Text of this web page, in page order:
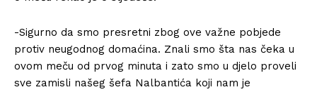
-Sigurno da smo presretni zbog ove važne pobjede
protiv neugodnog domaćina. Znali smo šta nas čeka u
ovom meču od prvog minuta i zato smo u djelo proveli
sve zamisli našeg šefa Nalbantića koji nam je